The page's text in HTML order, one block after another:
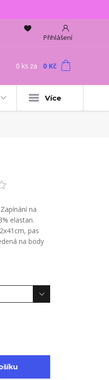
Přihlášení
0 ks za 0 Kč
Více
na
elastan.
pas
na body